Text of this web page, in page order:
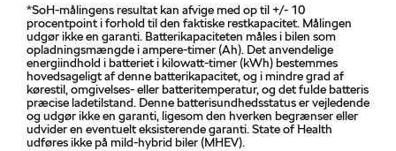
*SoH-målingens resultat kan afvige med op til +/- 10
procentpoint i forhold til den faktiske restkapacitet. Målingen
udgør ikke en garanti. Batterikapaciteten måles i bilen som
opladningsmængde i ampere-timer (Ah). Det anvendelige
energiindhold i batteriet i kilowatt-timer (kWh) bestemmes
hovedsageligt af denne batterikapacitet, og i mindre grad af
kørestil, omgivelses- eller batteritemperatur, og det fulde batteris
præcise ladetilstand. Denne batterisundhedsstatus er vejledende
og udgør ikke en garanti, ligesom den hverken begrænser eller
udvider en eventuelt eksisterende garanti. State of Health
udføres ikke på mild-hybrid biler (MHEV).